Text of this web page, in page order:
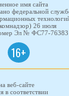
имя сайта
федеральной
26 июля
Эл № ФС77-76383
16+
веб-сайте
в соответствии